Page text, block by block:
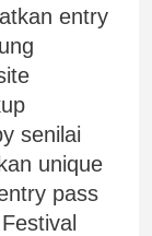
entry
senilai
unique
pass